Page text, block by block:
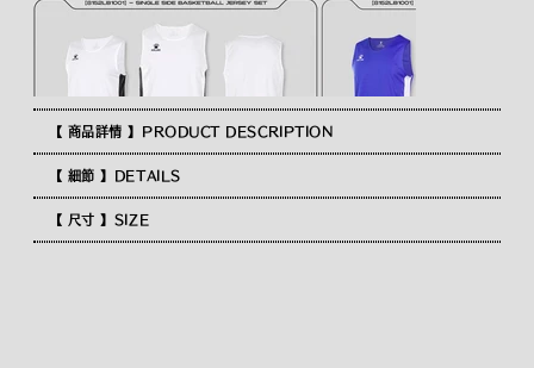
【 商品詳情 】PRODUCT DESCRIPTION
【 細節 】DETAILS
【 尺寸 】SIZE